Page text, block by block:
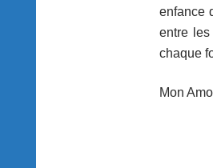
enfance
entre les
chaque
Mon